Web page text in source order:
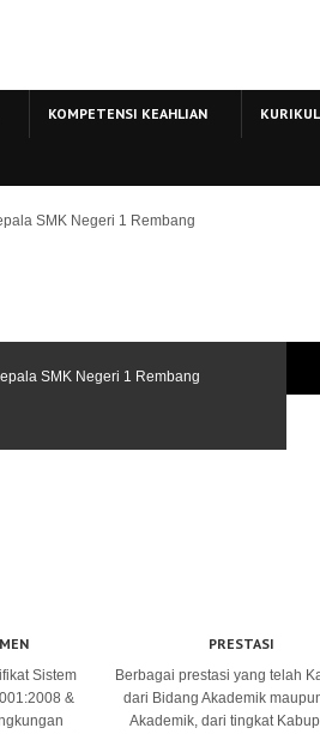
KOMPETENSI KEAHLIAN
SMK Negeri 1 Rembang
Sistem
&
PRESTASI
Berbagai prestasi yang telah
dari Bidang Akademik
Akademik, dari tingkat